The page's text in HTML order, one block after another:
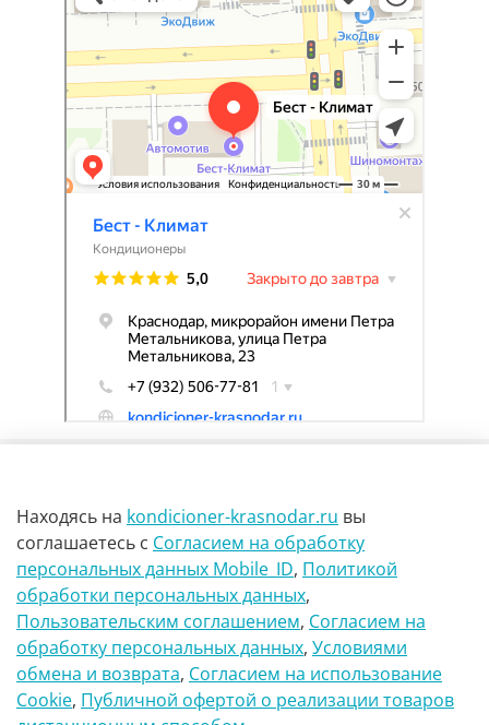
г Краснодар Ул Петра метальникова 23
8(900)29-888-66
info@kondicioner-krasnodar.ru
Находясь на kondicioner-krasnodar.ru вы
соглашаетесь с Согласием на обработку
персональных данных Mobile_ID, Политикой
обработки персональных данных,
Пользовательским соглашением, Согласием на
обработку персональных данных, Условиями
обмена и возврата, Согласием на использование
Сookie, Публичной офертой о реализации товаров